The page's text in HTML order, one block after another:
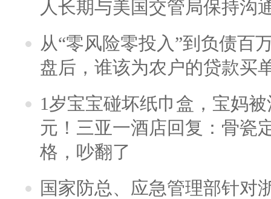
人长期与美国交管局保持沟
从“零风险零投入”到负债百
盘后，谁该为农户的贷款买
1岁宝宝碰坏纸巾盒，宝妈
元！三亚一酒店回复：骨瓷
格，吵翻了
国家防总、应急管理部针对